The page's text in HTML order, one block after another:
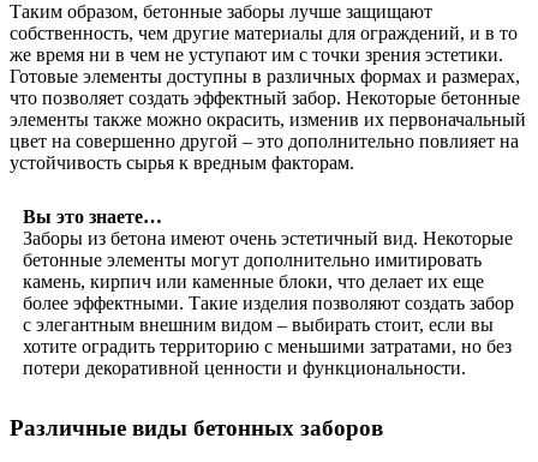
Таким образом, бетонные заборы лучше защищают
собственность, чем другие материалы для ограждений, и в то
же время ни в чем не уступают им с точки зрения эстетики.
Готовые элементы доступны в различных формах и размерах,
что позволяет создать эффектный забор. Некоторые бетонные
элементы также можно окрасить, изменив их первоначальный
цвет на совершенно другой – это дополнительно повлияет на
устойчивость сырья к вредным факторам.
Вы это знаете…
Заборы из бетона имеют очень эстетичный вид. Некоторые
бетонные элементы могут дополнительно имитировать
камень, кирпич или каменные блоки, что делает их еще
более эффектными. Такие изделия позволяют создать забор
с элегантным внешним видом – выбирать стоит, если вы
хотите оградить территорию с меньшими затратами, но без
потери декоративной ценности и функциональности.
Различные виды бетонных заборов